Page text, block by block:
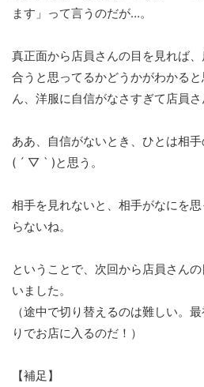
ます」って言うのだが…。
真正面から店員さんの目を見れば
合うと思ってるかどうかがわかる
ん、洋服に自信がなさすぎて店員さ
ああ、自信がないとき、ひとは相
( ´ ▽ ` )と思う。
相手を見れないと、相手がなにを
らないね。
ということで、次回から店員さん
いました。
（途中で切り替えるのは難しい。
りでお店に入るのだ！）
【補足】